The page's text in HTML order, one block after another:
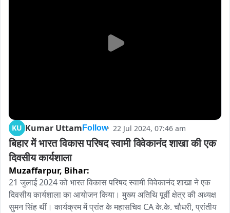
KU Kumar Uttam Follow 22 Jul 2024, 07:46 am
बिहार में भारत विकास परिषद स्वामी विवेकानंद शाखा की एक
दिवसीय कार्यशाला
Muzaffarpur, Bihar:
21 जुलाई 2024 को भारत विकास परिषद स्वामी विवेकानंद शाखा ने एक
दिवसीय कार्यशाला का आयोजन किया। मुख्य अतिथि पूर्वी क्षेत्र की अध्यक्ष
सुमन सिंह थीं। कार्यक्रम में प्रांत के महासचिव CA के.के. चौधरी, प्रांतीय